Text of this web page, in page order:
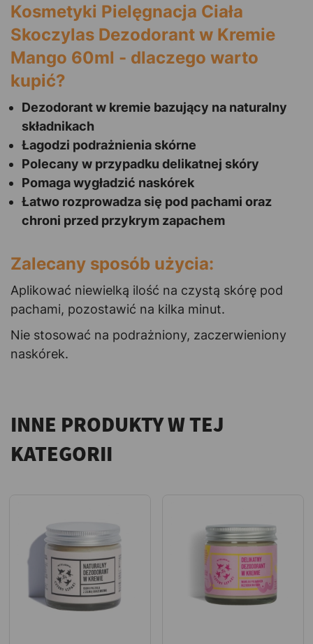
Kosmetyki Pielęgnacja Ciała
Skoczylas Dezodorant w Kremie
Mango 60ml - dlaczego warto
kupić?
Dezodorant w kremie bazujący na naturalny
składnikach
Łagodzi podrażnienia skórne
Polecany w przypadku delikatnej skóry
Pomaga wygładzić naskórek
Łatwo rozprowadza się pod pachami oraz
chroni przed przykrym zapachem
Zalecany sposób użycia:
Aplikować niewielką ilość na czystą skórę pod
pachami, pozostawić na kilka minut.
Nie stosować na podrażniony, zaczerwieniony
naskórek.
INNE PRODUKTY W TEJ
KATEGORII